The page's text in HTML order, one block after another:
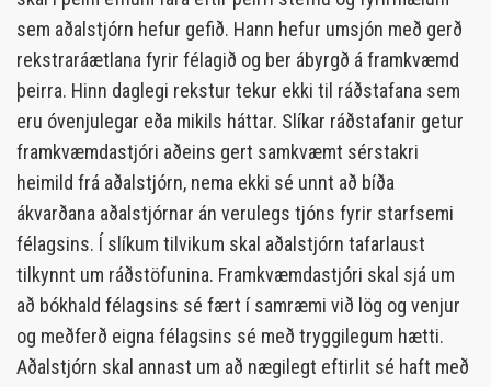
sem aðalstjórn hefur gefið. Hann hefur umsjón með gerð
rekstraráætlana fyrir félagið og ber ábyrgð á framkvæmd
þeirra. Hinn daglegi rekstur tekur ekki til ráðstafana sem
eru óvenjulegar eða mikils háttar. Slíkar ráðstafanir getur
framkvæmdastjóri aðeins gert samkvæmt sérstakri
heimild frá aðalstjórn, nema ekki sé unnt að bíða
ákvarðana aðalstjórnar án verulegs tjóns fyrir starfsemi
félagsins. Í slíkum tilvikum skal aðalstjórn tafarlaust
tilkynnt um ráðstöfunina. Framkvæmdastjóri skal sjá um
að bókhald félagsins sé fært í samræmi við lög og venjur
og meðferð eigna félagsins sé með tryggilegum hætti.
Aðalstjórn skal annast um að nægilegt eftirlit sé haft með